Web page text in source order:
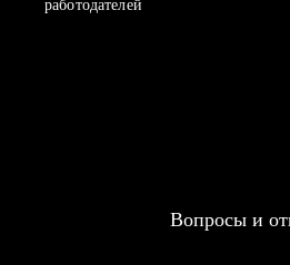
работодателей
Вопросы и